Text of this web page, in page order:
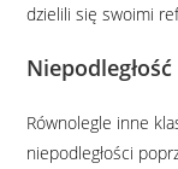
dzielili się swoimi
Równolegle inne
niepodległości